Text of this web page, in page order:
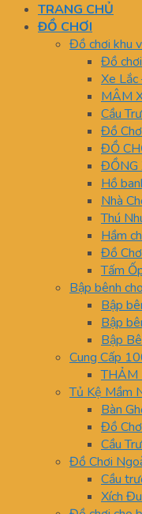
TRANG CHỦ
ĐỒ CHƠI
Đồ chơi khu
Đồ
Xe Lắc
MÂM
Cầu
Đồ
ĐỒ
ĐỒNG
Hồ
Nhà
Thú
Hầm
Đồ
Tấm
Bập bênh
Bập
Bập
Bập
Cung Cấp
THẢM
Tủ Kệ Mầm
Bàn
Đồ
Cầu
Đồ Chơi
Cầu
Xích